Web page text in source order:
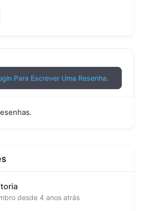
Para Escrever Uma Resenha.
desde 4 anos atrás